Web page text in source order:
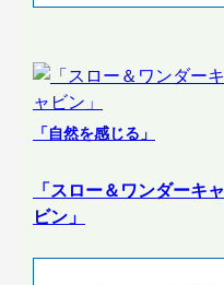
「自然を感じる」
「スロー＆ワンダーキャ
ビン」